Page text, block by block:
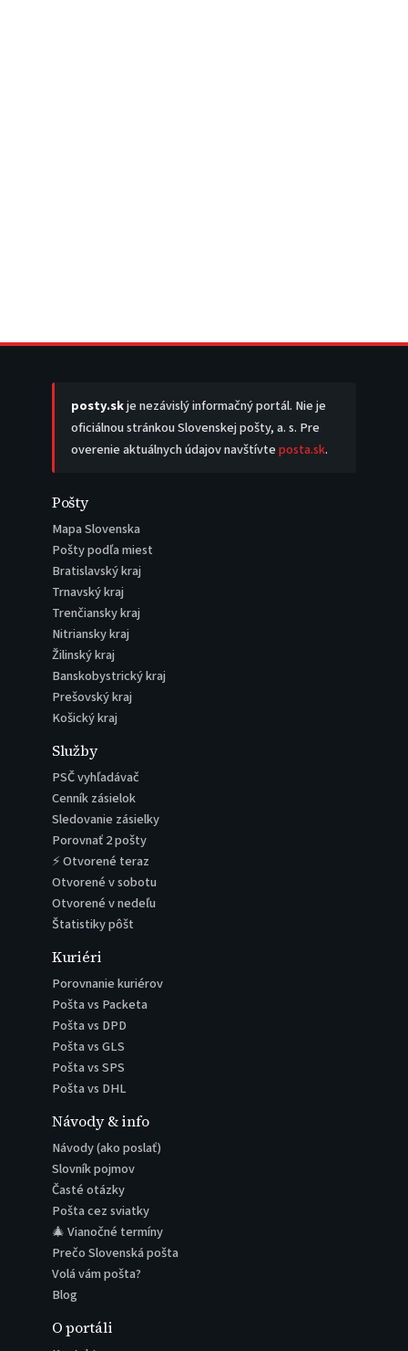
posty.skje nezávislý informačný portál. Nie je
oficiálnou stránkou Slovenskej pošty, a. s. Pre
overenie aktuálnych údajov navštívteposta.sk.
Pošty
Mapa Slovenska
Pošty podľa miest
Bratislavský kraj
Trnavský kraj
Trenčiansky kraj
Nitriansky kraj
Žilinský kraj
Banskobystrický kraj
Prešovský kraj
Košický kraj
Služby
PSČ vyhľadávač
Cenník zásielok
Sledovanie zásielky
Porovnať 2 pošty
⚡ Otvorené teraz
Otvorené v sobotu
Otvorené v nedeľu
Štatistiky pôšt
Kuriéri
Porovnanie kuriérov
Pošta vs Packeta
Pošta vs DPD
Pošta vs GLS
Pošta vs SPS
Pošta vs DHL
Návody & info
Návody (ako poslať)
Slovník pojmov
Časté otázky
Pošta cez sviatky
🎄 Vianočné termíny
Prečo Slovenská pošta
Volá vám pošta?
Blog
O portáli